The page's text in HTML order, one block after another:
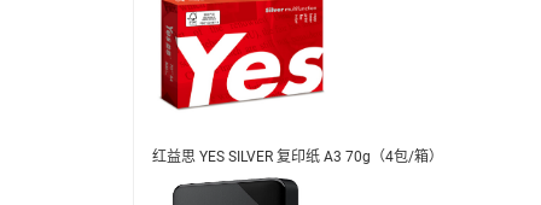
红益思 YES SILVER 复印纸 A3 70g（4包/箱）